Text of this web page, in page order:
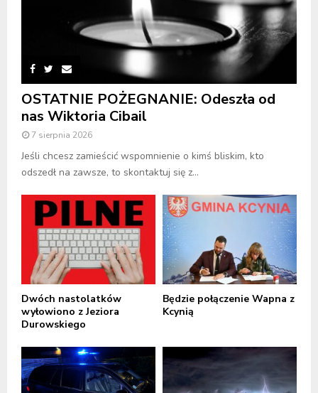
OSTATNIE POŻEGNANIE: Odeszła od
nas Wiktoria Cibail
7 sierpnia 2026
Jeśli chcesz zamieścić wspomnienie o kimś bliskim, kto
odszedł na zawsze, to skontaktuj się z...
Dwóch nastolatków
wyłowiono z Jeziora
Durowskiego
Będzie połączenie Wapna z
Kcynią